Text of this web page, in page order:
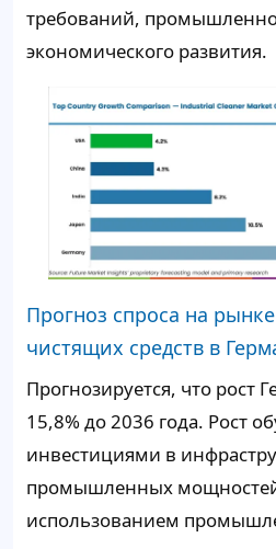
требований,
экономического развития.
Прогноз спроса на
чистящих средств в
Прогнозируется, что рост
15,8% до 2036 года. Рост
инвестициями в
промышленных
использованием